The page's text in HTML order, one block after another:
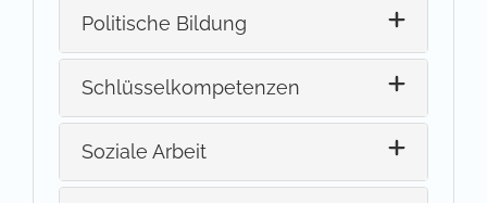
Politische Bildung
Schlüsselkompetenzen
Soziale Arbeit